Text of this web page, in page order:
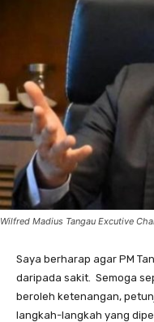
Wilfred Madius Tangau Excutive
Saya berharap agar PM
daripada sakit. Semoga
beroleh ketenangan,
langkah-langkah yang